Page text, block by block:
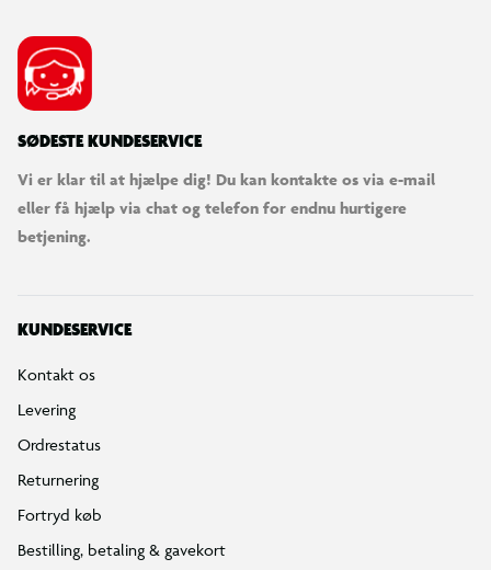
SØDESTE KUNDESERVICE
Vi er klar til at hjælpe dig! Du kan kontakte os via e-mail
eller få hjælp via chat og telefon for endnu hurtigere
betjening.
KUNDESERVICE
Kontakt os
Levering
Ordrestatus
Returnering
Fortryd køb
Bestilling, betaling & gavekort